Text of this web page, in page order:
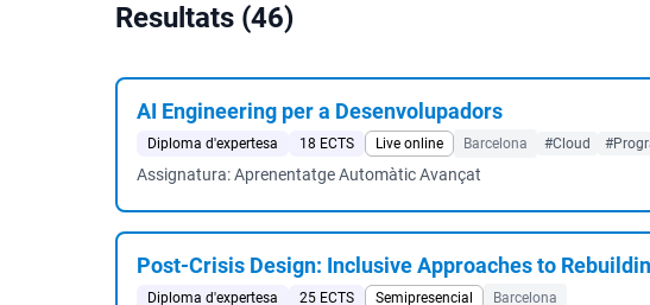
Resultats (46)
AI Engineering per a Desenvolupadors
Diploma d'expertesa 18 ECTS Live online Barcelona #Cloud
Assignatura: Aprenentatge Automàtic Avançat
Post-Crisis Design: Inclusive Approaches to
Diploma d'expertesa 25 ECTS Semipresencial Barcelona